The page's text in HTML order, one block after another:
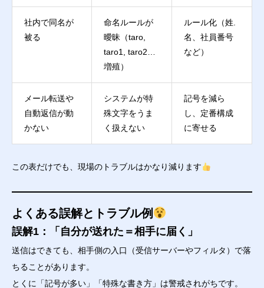
社内で同名が
被る
命名ルールが
曖昧（taro,
taro1, taro2…
増殖）
ルール化（姓.
名、社員番号
など）
メール転送や
自動返信が動
かない
システムが特
殊文字をうま
く扱えない
記号を減ら
し、定番構成
に寄せる
この表だけでも、現場のトラブルはかなり減ります
よくある誤解とトラブル例
誤解1：「自分が送れた＝相手に届く」
送信はできても、相手側の入口（受信サーバーやフィルタ）で落
ちることがあります。
とくに「記号が多い」「特殊な書き方」は警戒されがちです。